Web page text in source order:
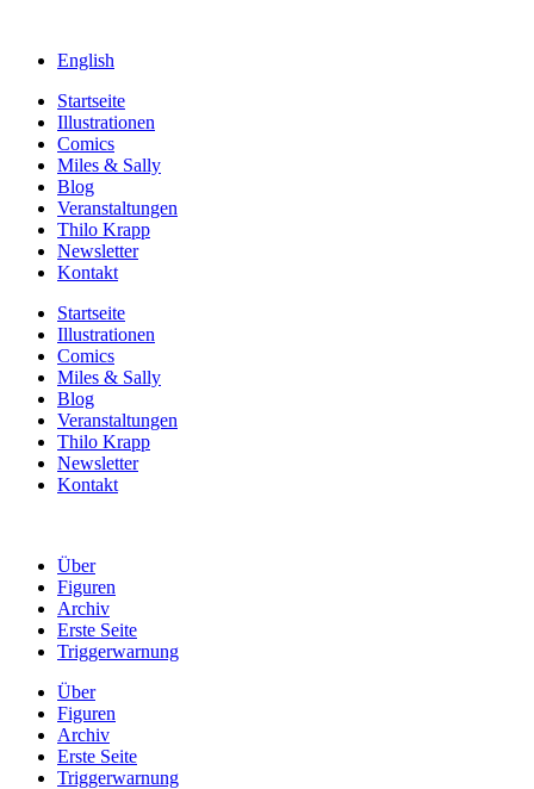
English
Startseite
Illustrationen
Comics
Miles & Sally
Blog
Veranstaltungen
Thilo Krapp
Newsletter
Kontakt
Startseite
Illustrationen
Comics
Miles & Sally
Blog
Veranstaltungen
Thilo Krapp
Newsletter
Kontakt
Über
Figuren
Archiv
Erste Seite
Triggerwarnung
Über
Figuren
Archiv
Erste Seite
Triggerwarnung